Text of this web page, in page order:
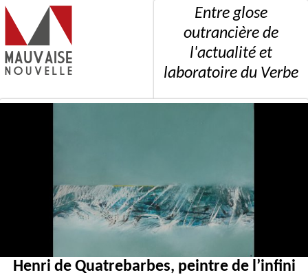
Entre glose
outrancière de
l'actualité et
laboratoire du Verbe
Henri de Quatrebarbes, peintre de l’infini